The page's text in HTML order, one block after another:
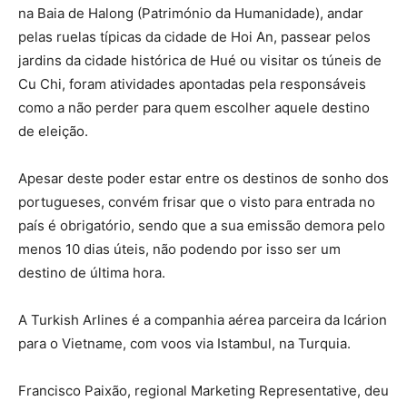
na Baia de Halong (Património da Humanidade), andar
pelas ruelas típicas da cidade de Hoi An, passear pelos
jardins da cidade histórica de Hué ou visitar os túneis de
Cu Chi, foram atividades apontadas pela responsáveis
como a não perder para quem escolher aquele destino
de eleição.
Apesar deste poder estar entre os destinos de sonho dos
portugueses, convém frisar que o visto para entrada no
país é obrigatório, sendo que a sua emissão demora pelo
menos 10 dias úteis, não podendo por isso ser um
destino de última hora.
A Turkish Arlines é a companhia aérea parceira da Icárion
para o Vietname, com voos via Istambul, na Turquia.
Francisco Paixão, regional Marketing Representative, deu